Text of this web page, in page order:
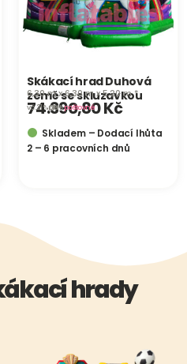
Skákací hrad Duhová
země se skluzavkou
6,30 m x 6,30 m x 5,20 m *
74.390,80Kč
vč. 21 % DPH
pluspoštovné
Skladem – Dodací lhůta
2 – 6 pracovních dnů
hrady